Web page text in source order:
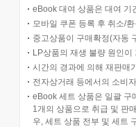
eBook 대여 상품은 대여 기
모바일 쿠폰 등록 후 취소/
중고상품이 구매확정(자동
LP상품의 재생 불량 원인
시간의 경과에 의해 재판매
전자상거래 등에서의 소비
eBook 세트 상품은 일괄 구
1개의 상품으로 취급 및 판
우, 세트 상품 전부 및 세트